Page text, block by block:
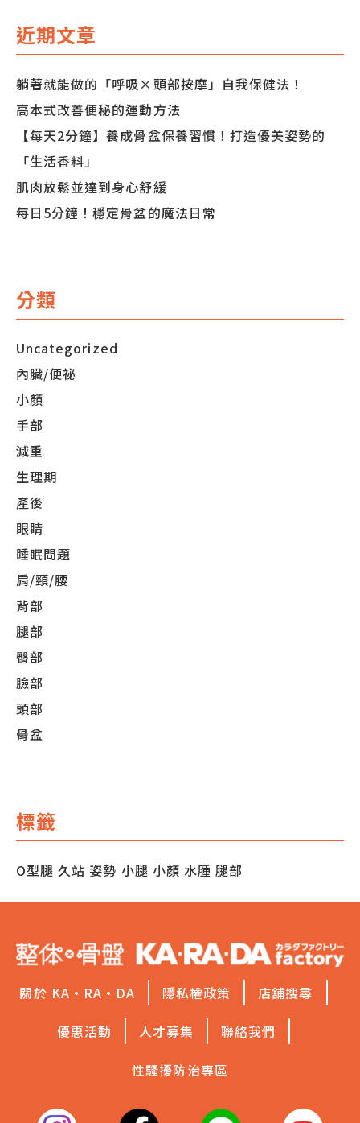
覽
近期文章
躺著就能做的「呼吸×頭部按摩」自我保健法！
高本式改善便秘的運動方法
【每天2分鐘】養成骨盆保養習慣！打造優美姿勢的
「生活香料」
肌肉放鬆並達到身心舒緩
每日5分鐘！穩定骨盆的魔法日常
分類
Uncategorized
內臟/便祕
小顏
手部
減重
生理期
產後
眼睛
睡眠問題
肩/頸/腰
背部
腿部
臀部
臉部
頭部
骨盆
標籤
O型腿 久站 姿勢 小腿 小顏 水腫 腿部
關於 KA·RA·DA 隱私權政策
店舖搜尋
優惠活動
人才募集
聯絡我們
性騷擾防治專區